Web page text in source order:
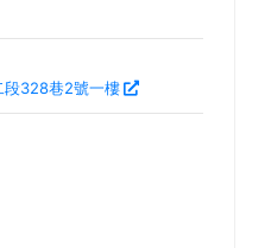
段328巷2號一樓